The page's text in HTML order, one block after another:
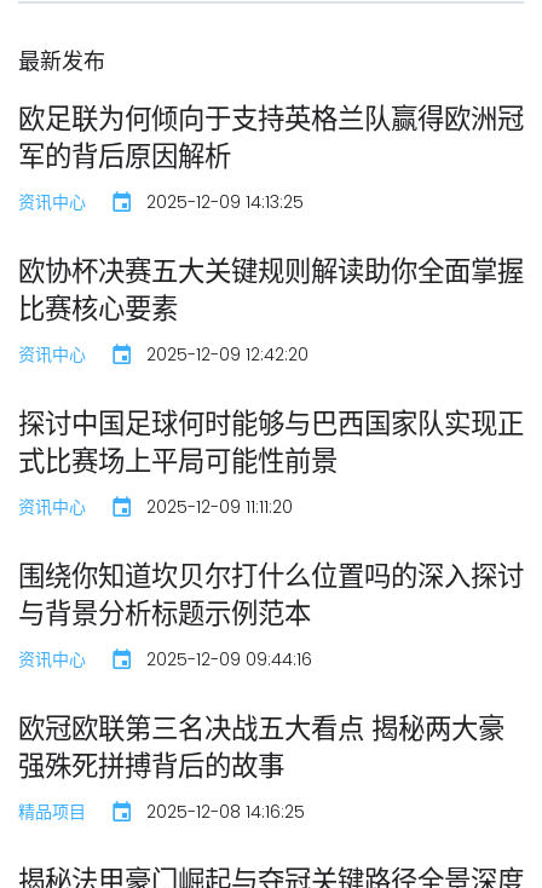
最新发布
欧足联为何倾向于支持英格兰队赢得欧洲冠
军的背后原因解析
资讯中心 2025-12-09 14:13:25
欧协杯决赛五大关键规则解读助你全面掌握
比赛核心要素
资讯中心 2025-12-09 12:42:20
探讨中国足球何时能够与巴西国家队实现正
式比赛场上平局可能性前景
资讯中心 2025-12-09 11:11:20
围绕你知道坎贝尔打什么位置吗的深入探讨
与背景分析标题示例范本
资讯中心 2025-12-09 09:44:16
欧冠欧联第三名决战五大看点 揭秘两大豪
强殊死拼搏背后的故事
精品项目 2025-12-08 14:16:25